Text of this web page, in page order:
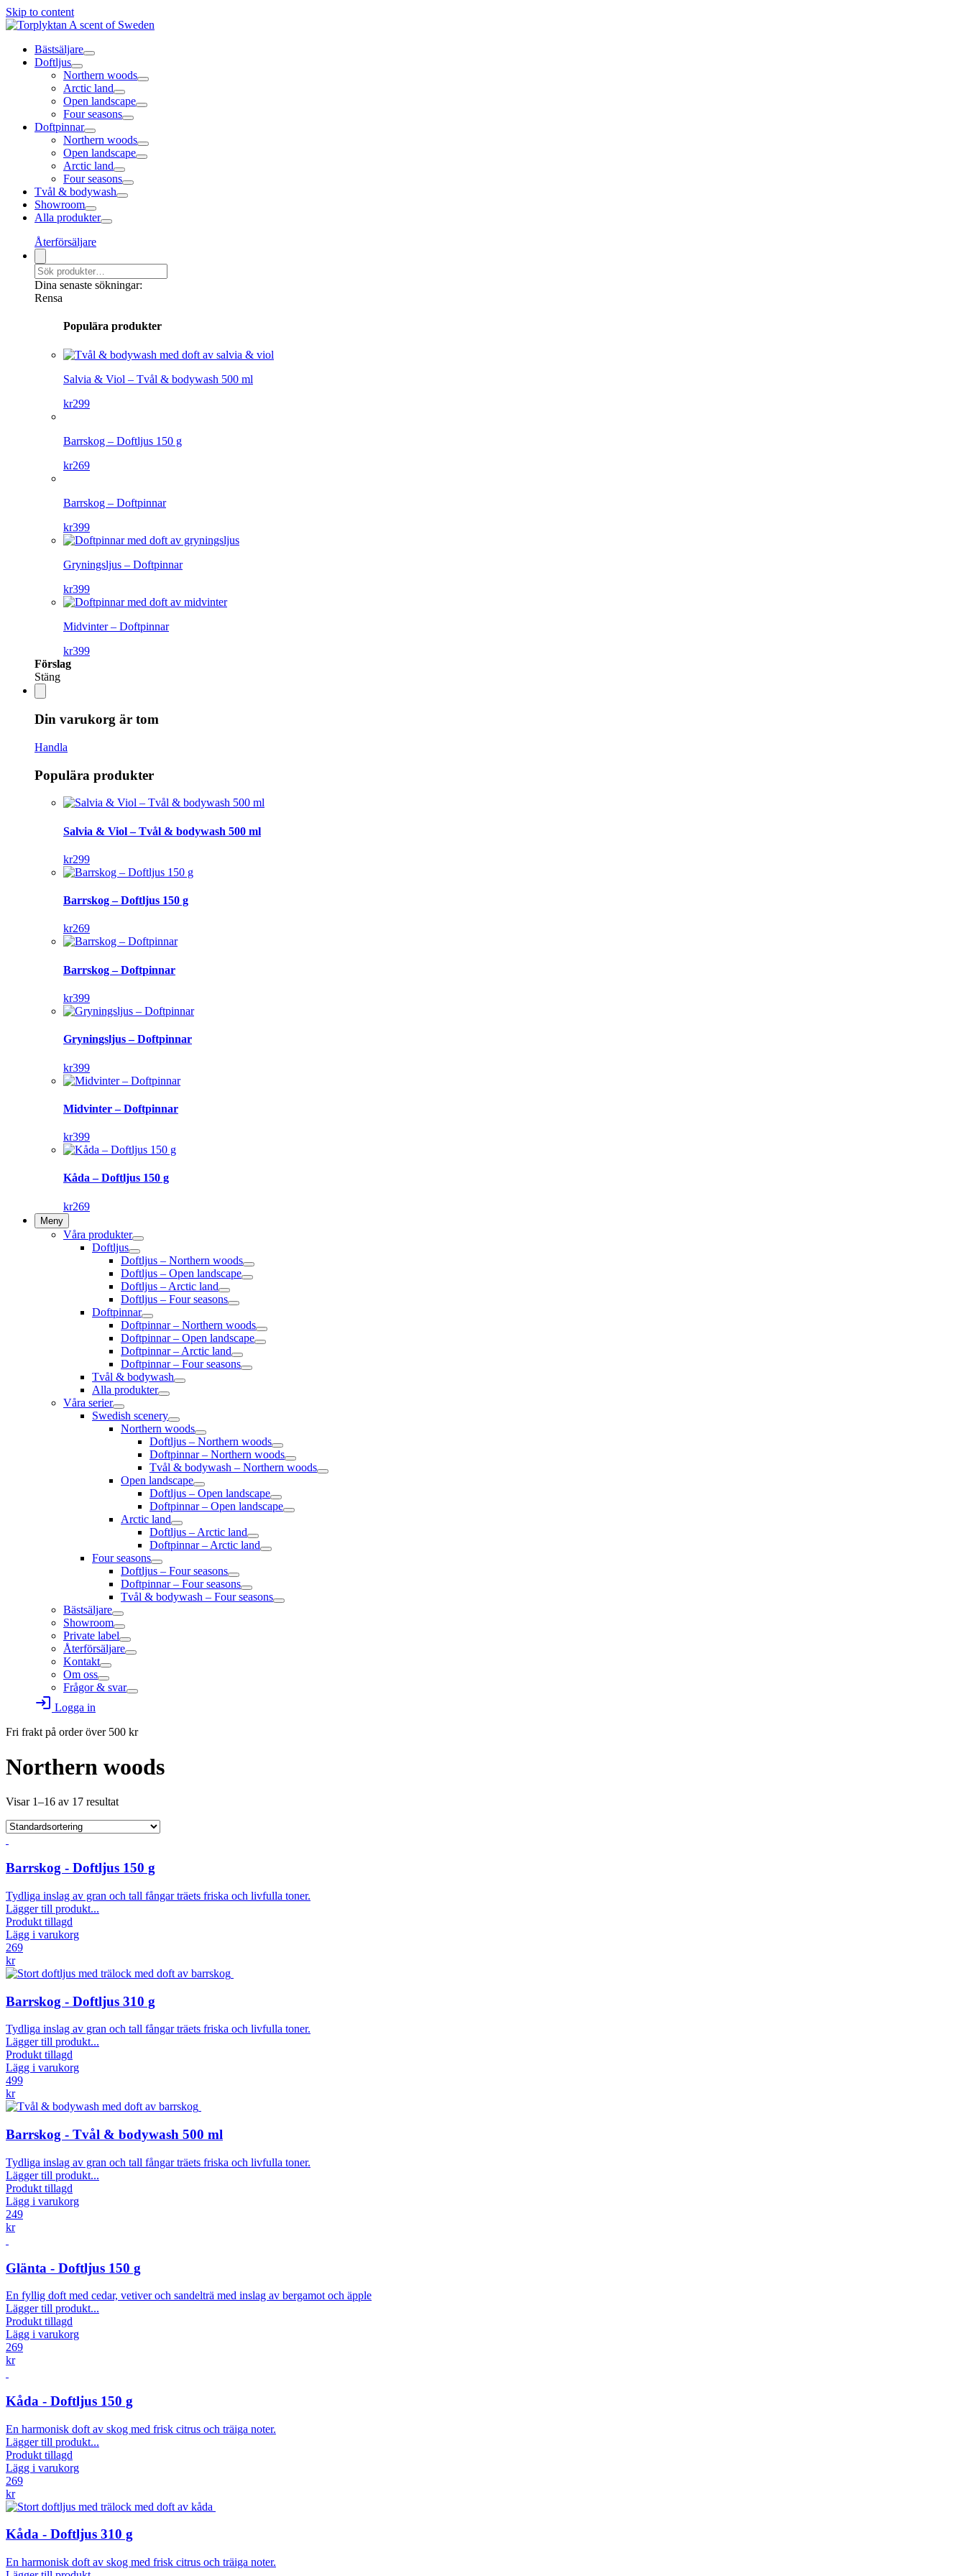
Skip to content
Bästsäljare
Doftljus
Northern woods
Arctic land
Open landscape
Four seasons
Doftpinnar
Northern woods
Open landscape
Arctic land
Four seasons
Tvål & bodywash
Showroom
Alla produkter
Återförsäljare
Dina senaste sökningar:
Rensa
Populära produkter
Salvia & Viol – Tvål & bodywash 500 ml
kr299
Barrskog – Doftljus 150 g
kr269
Barrskog – Doftpinnar
kr399
Gryningsljus – Doftpinnar
kr399
Midvinter – Doftpinnar
kr399
Förslag
Stäng
Din varukorg är tom
Handla
Populära produkter
Salvia & Viol – Tvål & bodywash 500 ml
kr299
Barrskog – Doftljus 150 g
kr269
Barrskog – Doftpinnar
kr399
Gryningsljus – Doftpinnar
kr399
Midvinter – Doftpinnar
kr399
Kåda – Doftljus 150 g
kr269
Meny
Våra produkter
Doftljus
Doftljus – Northern woods
Doftljus – Open landscape
Doftljus – Arctic land
Doftljus – Four seasons
Doftpinnar
Doftpinnar – Northern woods
Doftpinnar – Open landscape
Doftpinnar – Arctic land
Doftpinnar – Four seasons
Tvål & bodywash
Alla produkter
Våra serier
Swedish scenery
Northern woods
Doftljus – Northern woods
Doftpinnar – Northern woods
Tvål & bodywash – Northern woods
Open landscape
Doftljus – Open landscape
Doftpinnar – Open landscape
Arctic land
Doftljus – Arctic land
Doftpinnar – Arctic land
Four seasons
Doftljus – Four seasons
Doftpinnar – Four seasons
Tvål & bodywash – Four seasons
Bästsäljare
Showroom
Private label
Återförsäljare
Kontakt
Om oss
Frågor & svar
login Logga in
Fri frakt på order över 500 kr
Northern woods
Visar 1–16 av 17 resultat
Barrskog - Doftljus 150 g
Tydliga inslag av gran och tall fångar träets friska och livfulla toner.
Lägger till produkt...
Produkt tillagd
Lägg i varukorg
269
kr
Barrskog - Doftljus 310 g
Tydliga inslag av gran och tall fångar träets friska och livfulla toner.
Lägger till produkt...
Produkt tillagd
Lägg i varukorg
499
kr
Barrskog - Tvål & bodywash 500 ml
Tydliga inslag av gran och tall fångar träets friska och livfulla toner.
Lägger till produkt...
Produkt tillagd
Lägg i varukorg
249
kr
Glänta - Doftljus 150 g
En fyllig doft med cedar, vetiver och sandelträ med inslag av bergamot och äpple
Lägger till produkt...
Produkt tillagd
Lägg i varukorg
269
kr
Kåda - Doftljus 150 g
En harmonisk doft av skog med frisk citrus och träiga noter.
Lägger till produkt...
Produkt tillagd
Lägg i varukorg
269
kr
Kåda - Doftljus 310 g
En harmonisk doft av skog med frisk citrus och träiga noter.